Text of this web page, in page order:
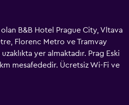
olan B&B Hotel Prague City, Vltava
Florenc Metro ve Tramvay
yer almaktadır. Prag Eski
mesafededir. Ücretsiz Wi-Fi ve
yararlanabilirsiniz. Prag
şehir manzarası, ses yalıtımlı